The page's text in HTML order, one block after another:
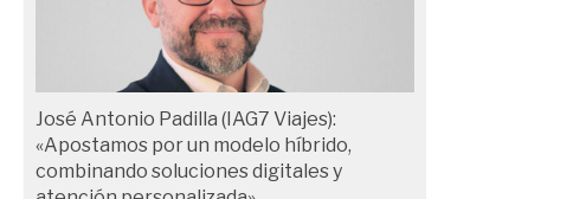
José Antonio Padilla (IAG7 Viajes):
«Apostamos por un modelo híbrido,
combinando soluciones digitales y